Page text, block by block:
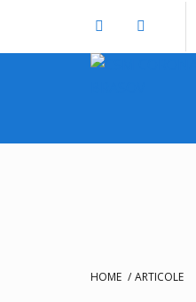
HOME / ARTICOLE